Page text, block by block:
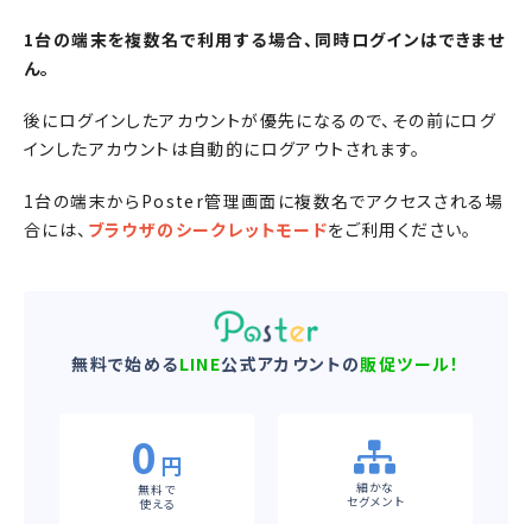
1台の端末を複数名で利用する場合、同時ログインはできませ
ん。
後にログインしたアカウントが優先になるので、その前にログ
インしたアカウントは自動的にログアウトされます。
1台の端末からPoster管理画面に複数名でアクセスされる場
合には、 ブラウザのシークレットモードをご利用ください。
無料で始めるLINE公式アカウントの販促ツール！
0 円
無料で
使える
細かな
セグメント